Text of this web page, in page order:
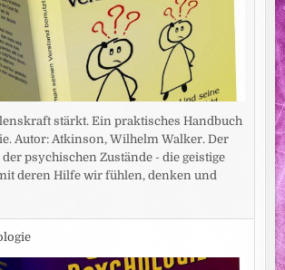
stärkt. Ein praktisches Handbuch
Autor: Atkinson, Wilhelm Walker. Der
psychischen Zustände - die geistige
deren Hilfe wir fühlen, denken und